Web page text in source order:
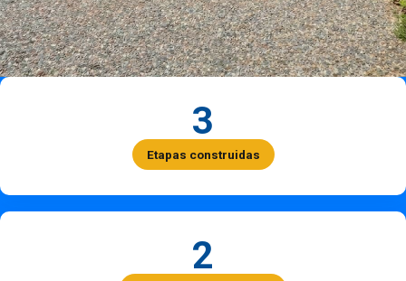
3
Etapas construidas
2